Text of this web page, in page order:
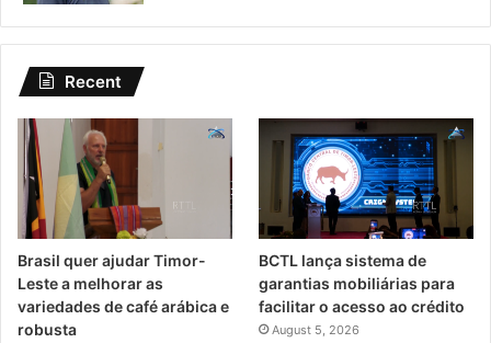
Recent
Brasil quer ajudar Timor-
Leste a melhorar as
variedades de café arábica e
robusta
BCTL lança sistema de
garantias mobiliárias para
facilitar o acesso ao crédito
August 5, 2026